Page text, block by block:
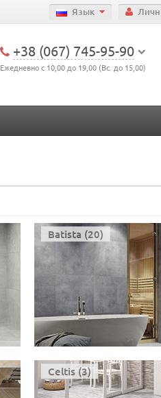
Язык
+38 (067) 745-95-90
Ежедневно с 10,00 до 19,00 (Вс. до 15,00)
Batista (20)
Celtis (3)